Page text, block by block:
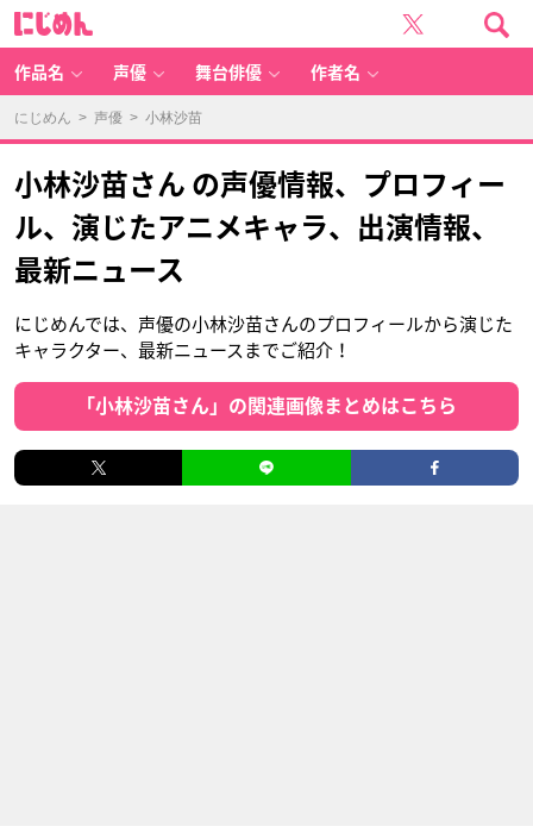
作品名 声優 舞台俳優 作者名
にじめん > 声優 > 小林沙苗
小林沙苗さん の声優情報、プロフィー
ル、演じたアニメキャラ、出演情報、
最新ニュース
にじめんでは、声優の小林沙苗さんのプロフィールから演じた
キャラクター、最新ニュースまでご紹介！
「小林沙苗さん」の関連画像まとめはこちら